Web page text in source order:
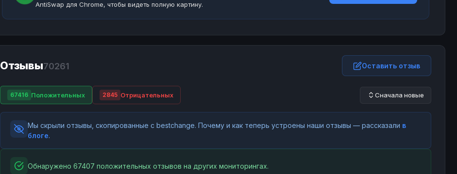
AntiSwap для Chrome, чтобы видеть полную картину.
Отзывы70261 Оставить отзыв
67416 Положительных 2845 Отрицательных Сначала новые
Мы скрыли отзывы, скопированные с bestchange. Почему и как теперь устроены наши отзывы — рассказали в
блоге.
Обнаружено 67407 положительных отзывов на других мониторингах.